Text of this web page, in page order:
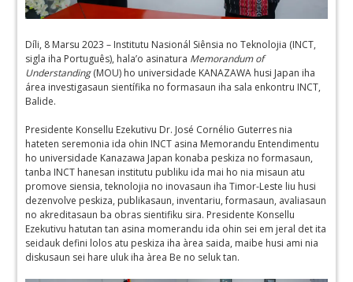
Díli, 8 Marsu 2023 – Institutu Nasionál Siênsia no Teknolojia (INCT,
sigla iha Português), hala’o asinatura Memorandum of
Understanding(MOU) ho universidade KANAZAWA husi Japan iha
área investigasaun sientífika no formasaun iha sala enkontru INCT,
Balide.
Presidente Konsellu Ezekutivu Dr. José Cornélio Guterres nia
hateten seremonia ida ohin INCT asina Memorandu Entendimentu
ho universidade Kanazawa Japan konaba peskiza no formasaun,
tanba INCT hanesan institutu publiku ida mai ho nia misaun atu
promove siensia, teknolojia no inovasaun iha Timor-Leste liu husi
dezenvolve peskiza, publikasaun, inventariu, formasaun, avaliasaun
no akreditasaun ba obras sientifiku sira. Presidente Konsellu
Ezekutivu hatutan tan asina momerandu ida ohin sei em jeral det ita
seidauk defini lolos atu peskiza iha àrea saida, maibe husi ami nia
diskusaun sei hare uluk iha àrea Be no seluk tan.